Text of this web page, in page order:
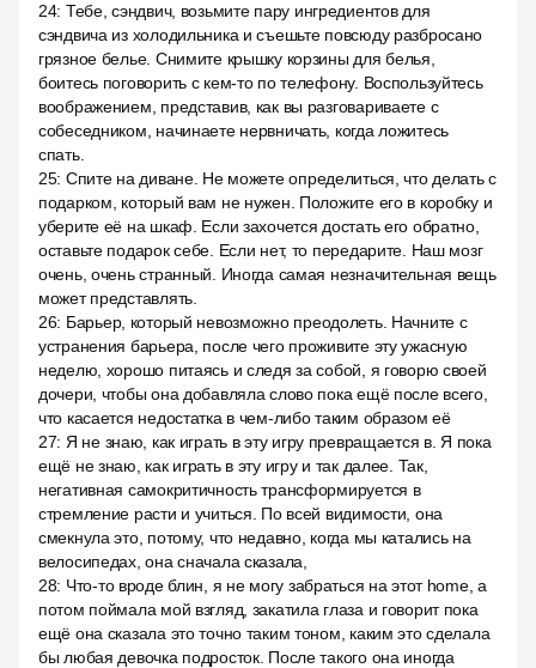
24: Тебе, сэндвич, возьмите пару ингредиентов для
сэндвича из холодильника и съешьте повсюду разбросано
грязное белье. Снимите крышку корзины для белья,
боитесь поговорить с кем-то по телефону. Воспользуйтесь
воображением, представив, как вы разговариваете с
собеседником, начинаете нервничать, когда ложитесь
спать.
25: Спите на диване. Не можете определиться, что делать с
подарком, который вам не нужен. Положите его в коробку и
уберите её на шкаф. Если захочется достать его обратно,
оставьте подарок себе. Если нет, то передарите. Наш мозг
очень, очень странный. Иногда самая незначительная вещь
может представлять.
26: Барьер, который невозможно преодолеть. Начните с
устранения барьера, после чего проживите эту ужасную
неделю, хорошо питаясь и следя за собой, я говорю своей
дочери, чтобы она добавляла слово пока ещё после всего,
что касается недостатка в чем-либо таким образом её
27: Я не знаю, как играть в эту игру превращается в. Я пока
ещё не знаю, как играть в эту игру и так далее. Так,
негативная самокритичность трансформируется в
стремление расти и учиться. По всей видимости, она
смекнула это, потому, что недавно, когда мы катались на
велосипедах, она сначала сказала,
28: Что-то вроде блин, я не могу забраться на этот home, а
потом поймала мой взгляд, закатила глаза и говорит пока
ещё она сказала это точно таким тоном, каким это сделала
бы любая девочка подросток. После такого она иногда